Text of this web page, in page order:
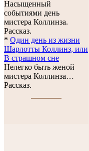
Насыщенный
событиями день
мистера Коллинза.
Рассказ.
* Один день из жизни
Шарлотты Коллинз, или
В страшном сне
Нелегко быть женой
мистера Коллинза…
Рассказ.